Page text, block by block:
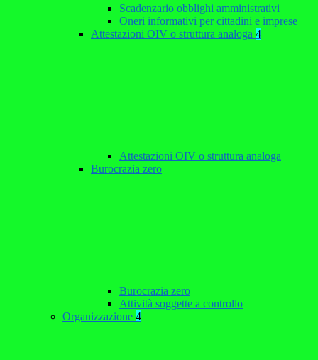
Scadenzario obblighi amministrativi
Oneri informativi per cittadini e imprese
Attestazioni OIV o struttura analoga 4
Attestazioni OIV o struttura analoga
Burocrazia zero
Burocrazia zero
Attività soggette a controllo
Organizzazione 4